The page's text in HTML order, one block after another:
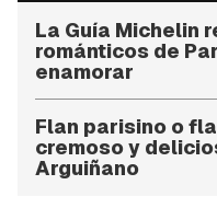
La Guía Michelin
románticos de
enamorar
Flan parisino o
cremoso y
Arguiñano